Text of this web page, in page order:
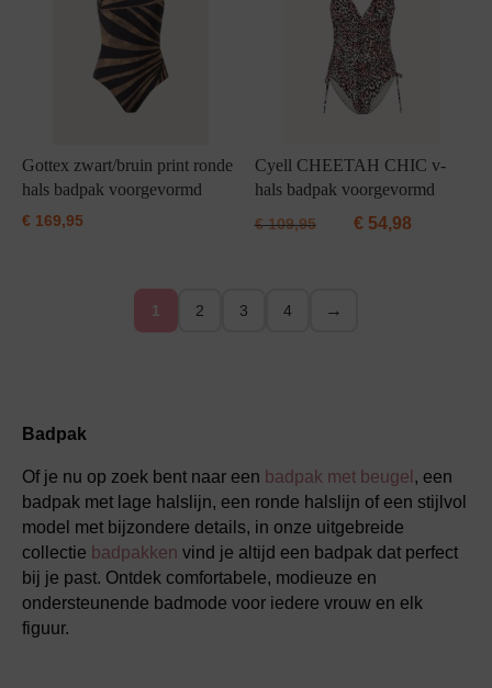
Gottex zwart/bruin print ronde
hals badpak voorgevormd
€ 169,95
Cyell CHEETAH CHIC v-
hals badpak voorgevormd
€109,95 €54,98
1 2 3 4 →
Badpak
Of je nu op zoek bent naar een badpak met beugel , een
badpak met lage halslijn, een ronde halslijn of een stijlvol
model met bijzondere details, in onze uitgebreide
collectie badpakken vind je altijd een badpak dat perfect
bij je past. Ontdek comfortabele, modieuze en
ondersteunende badmode voor iedere vrouw en elk
figuur.